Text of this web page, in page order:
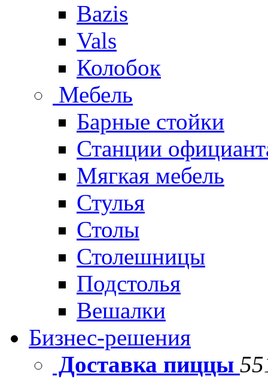
Bazis
Vals
Колобок
Мебель
Барные стойки
Станции
Мягкая мебель
Стулья
Столы
Столешницы
Подстолья
Вешалки
Бизнес-решения
Доставка пиццы